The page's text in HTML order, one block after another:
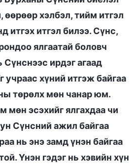
өөрөөр хэлбэл, тийм итгэл
итгэх итгэл билээ. Сүнс,
ялгаатай боловч
Сүнснээс ирдэг агаад
учраас хүний итгэж байгаа
төрөлх мөн чанар юм.
мөн эсэхийг ялгахдаа чи
Сүнсний ажил байгаа
нь энэ замд үнэн байгаа
Үнэн гэдэг нь хэвийн хүн